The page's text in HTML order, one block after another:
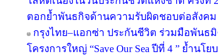
ตอกย้ำพันธกิจด้านความรับผิดชอบต่อสังคม
กรุงไทย–แอกซ่า ประกันชีวิต ร่วมมือพันธ
โครงการใหญ่ “Save Our Sea ปีที่ 4 ” ย้ำนโ